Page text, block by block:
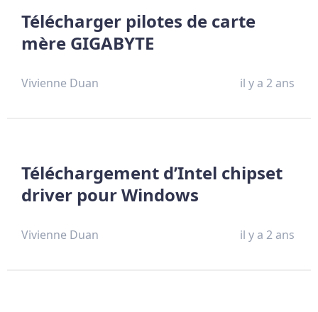
Télécharger pilotes de carte
mère GIGABYTE
Vivienne Duan il y a 2 ans
Téléchargement d’Intel chipset
driver pour Windows
Vivienne Duan il y a 2 ans